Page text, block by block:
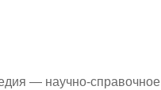
— научно-